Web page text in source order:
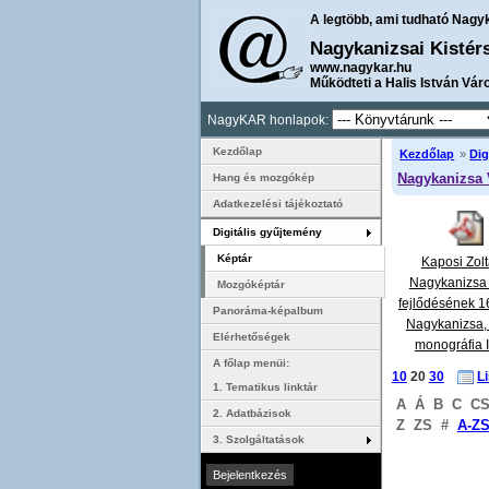
A legtöbb, ami tudható
Nagykanizsai
www.nagykar.hu
Működteti a Halis István
NagyKAR honlapok:
Kezdőlap »
Kaposi
fejlődésének
monográfia
fejlődésének
(...
10 20 30
A Á B C CS
Z ZS # A-ZS
Kezdőlap
Hang és mozgókép
Adatkezelési tájékoztató
Digitális gyűjtemény
Képtár
Mozgóképtár
Panoráma-képalbum
Elérhetőségek
A főlap menüi:
1. Tematikus linktár
2. Adatbázisok
3. Szolgáltatások